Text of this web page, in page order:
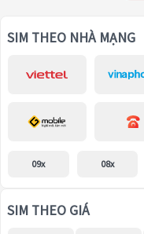
SIM THEO NHÀ MẠNG
09x 08x
SIM THEO GIÁ